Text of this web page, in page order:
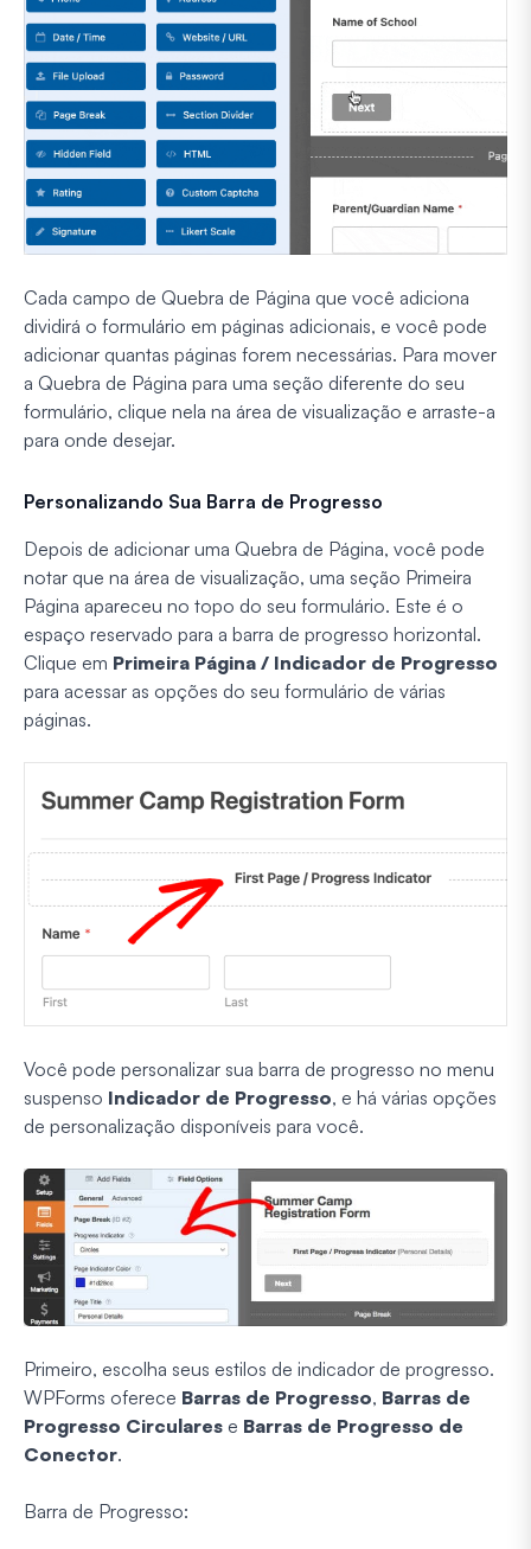
Cada campo de Quebra de Página que você adiciona
dividirá o formulário em páginas adicionais, e você pode
adicionar quantas páginas forem necessárias. Para mover
a Quebra de Página para uma seção diferente do seu
formulário, clique nela na área de visualização e arraste-a
para onde desejar.
Personalizando Sua Barra de Progresso
Depois de adicionar uma Quebra de Página, você pode
notar que na área de visualização, uma seção Primeira
Página apareceu no topo do seu formulário. Este é o
espaço reservado para a barra de progresso horizontal.
Clique em Primeira Página / Indicador de Progresso
para acessar as opções do seu formulário de várias
páginas.
Você pode personalizar sua barra de progresso no menu
suspenso Indicador de Progresso, e há várias opções
de personalização disponíveis para você.
Primeiro, escolha seus estilos de indicador de progresso.
WPForms oferece Barras de Progresso, Barras de
Progresso Circulares e Barras de Progresso de
Conector.
Barra de Progresso: